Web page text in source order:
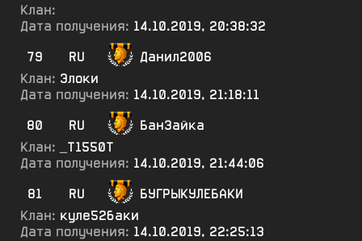
Клан:
Дата получения: 14.10.2019, 20:38:32
79
RU
Данил2006
Клан: Элоки
Дата получения: 14.10.2019, 21:18:11
80
RU
Бан3айка
Клан:
_Т1550Т
Дата получения: 14.10.2019, 21:44:06
81
RU
БУГРЫКУЛЕБАКИ
Клан: куле52баки
Дата получения: 14.10.2019, 22:25:13